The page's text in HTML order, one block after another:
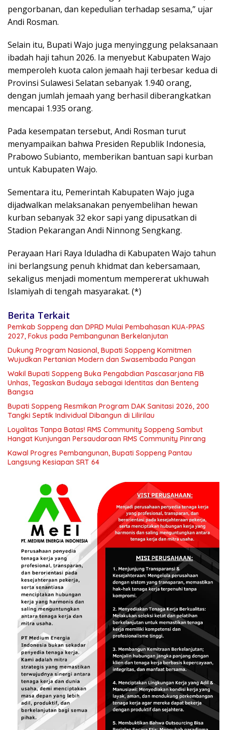
pengorbanan, dan kepedulian terhadap sesama,” ujar
Andi Rosman.
Selain itu, Bupati Wajo juga menyinggung pelaksanaan
ibadah haji tahun 2026. Ia menyebut Kabupaten Wajo
memperoleh kuota calon jemaah haji terbesar kedua di
Provinsi Sulawesi Selatan sebanyak 1.940 orang,
dengan jumlah jemaah yang berhasil diberangkatkan
mencapai 1.935 orang.
Pada kesempatan tersebut, Andi Rosman turut
menyampaikan bahwa Presiden Republik Indonesia,
Prabowo Subianto, memberikan bantuan sapi kurban
untuk Kabupaten Wajo.
Sementara itu, Pemerintah Kabupaten Wajo juga
dijadwalkan melaksanakan penyembelihan hewan
kurban sebanyak 32 ekor sapi yang dipusatkan di
Stadion Pekarangan Andi Ninnong Sengkang.
Perayaan Hari Raya Iduladha di Kabupaten Wajo tahun
ini berlangsung penuh khidmat dan kebersamaan,
sekaligus menjadi momentum mempererat ukhuwah
Islamiyah di tengah masyarakat. (*)
Berita Terkait
Pemkab Soppeng dan DPRD Mulai Pembahasan KUA-PPAS
2027, Fokus pada Pembangunan Berkelanjutan
Dukung Program Nasional, Bupati Soppeng Komitmen
Wujudkan Pertanian Modern dan Swasembada Pangan
Wakil Bupati Soppeng Buka Pengabdian Pascasarjana FIB
Unhas, Tegaskan Budaya sebagai Identitas dan Benteng
Bangsa
Bupati Soppeng Resmikan Program DAK Sanitasi 2026, 200
Tangki Septik Individual Dibangun di Lilirilau
Loyalitas Tanpa Batas! RMS Community Soppeng Sambut
Hangat Kunjungan Persaudaraan RMS Community Pinrang
Kawal Progres Pembangunan, Bupati Soppeng Pantau
Langsung Kesiapan SRT 64